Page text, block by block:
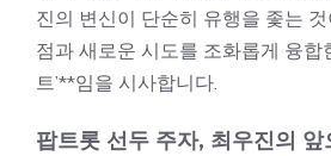
진의 변신이 단순히 유행을 좇는
점과 새로운 시도를 조화롭게 융합
트’**임을 시사합니다.
팝트롯 선두 주자, 최우진의